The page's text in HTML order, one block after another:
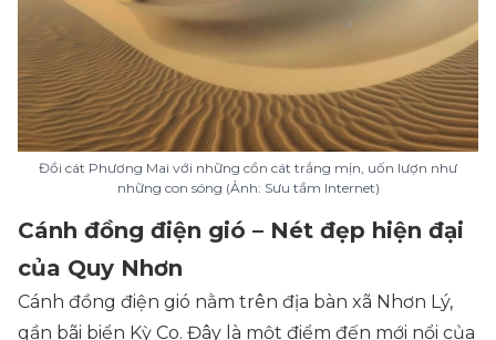
Đồi cát Phương Mai với những cồn cát trắng mịn, uốn lượn như
những con sóng (Ảnh: Sưu tầm Internet)
Cánh đồng điện gió – Nét đẹp hiện đại
của Quy Nhơn
Cánh đồng điện gió nằm trên địa bàn xã Nhơn Lý,
gần bãi biển Kỳ Co. Đây là một điểm đến mới nổi của